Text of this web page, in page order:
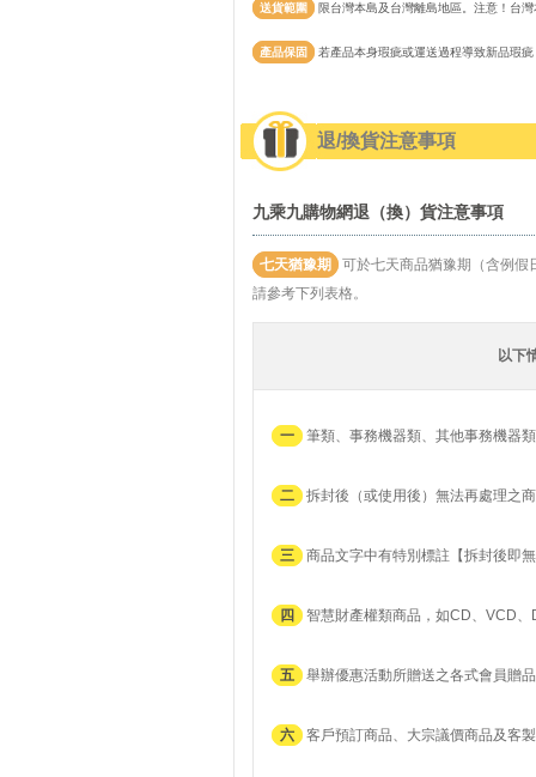
送貨範圍 限台灣本島及台灣離島地區。注意！台
產品保固 若產品本身瑕疵或運送過程導致新品瑕
退/換貨注意事項
九乘九購物網退（換）貨注意事項
七天猶豫期
可於七天商品猶豫期（含例假
請參考下列表格。
以下
一 筆類、事務機器類、其他事務機器
二 拆封後（或使用後）無法再處理之
三 商品文字中有特別標註【拆封後即
四 智慧財產權類商品，如CD、VCD
五 舉辦優惠活動所贈送之各式會員贈品
六 客戶預訂商品、大宗議價商品及客